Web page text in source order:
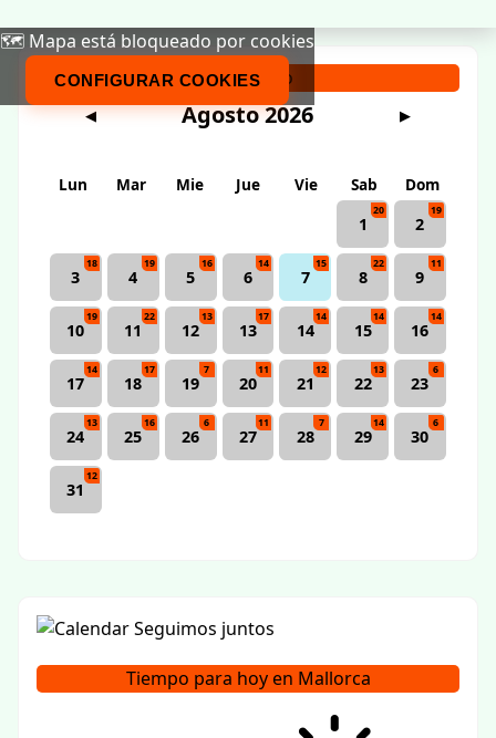
🗺️ Mapa está bloqueado por cookies
CONFIGURAR COOKIES
Calendario
◀ Agosto 2026 ▶
Lun Mar Mie Jue Vie Sab
Dom
1
20
2
19
3
18
4
19
5
16
6
14
7
15
8
22
9
11
10
19
11
22
12
13
13
17
14
14
15
14
16
14
17
14
18
17
19
7
20
11
21
12
22
13
23
6
24
13
25
16
26
6
27
11
28
7
29
14
30
6
31
12
Tiempo para hoy en Mallorca